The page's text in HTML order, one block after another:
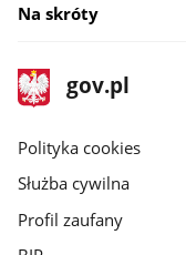
Na skróty
stopka
gov.pl
Strona
gov.pl
gov.pl
Polityka cookies
Służba cywilna
Profil zaufany